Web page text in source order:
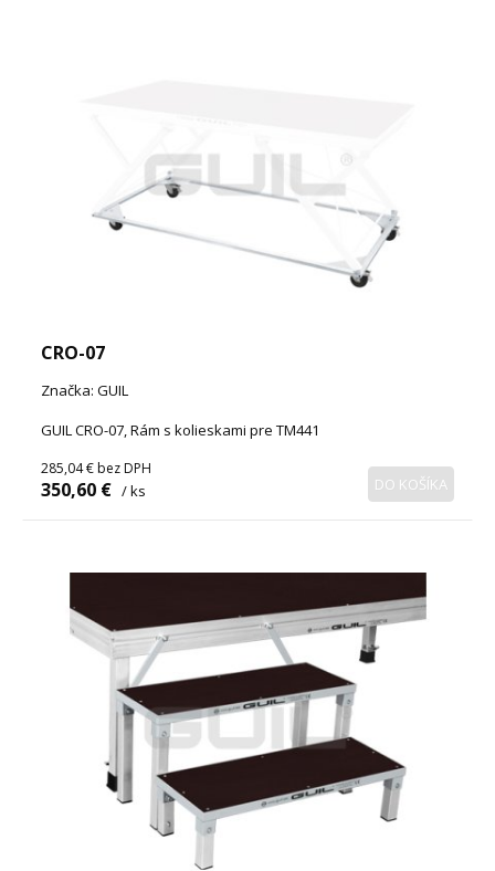
CRO-07
Značka: GUIL
GUIL CRO-07, Rám s kolieskami pre TM441
285,04 € bez DPH
350,60 € / ks DO KOŠÍKA